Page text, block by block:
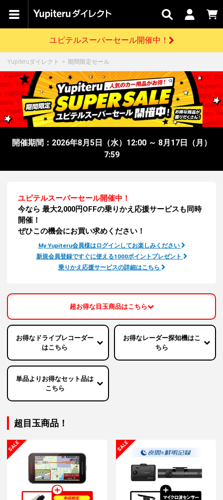
カテゴリで
キャン
ペーン
関連
サービス
お問い
合わせ
はじめての
ドライブレコーダー レーダー探知機 ホームロボット
スペアパーツ
ダイレクト
アイテム一覧 バーチャルストア
人気カテゴリ
アウトレット
駐車監視機能 標準搭載
GPSデータ更新のお申込はこちら
開催中のキャンペーン
セール
【8/17(月) 7:59ま
で】ユピテルスーパ
ーセール開催
詳しくはこちら
お役立ち情報・トピックス
お買い物ガイド
各種ご利用方法はこちら
よくあるご質問
お問い合わせ前のご確認はこちら
お問い合わせ
ドライブレコーダーを比較して探す レーダー探知機
ログインする
Yupiteruダイレクトの商品を
会員価格やポイントを利用してご購入頂けます
新規会員登録をする
ユピテルスーパーセール開催中！
Yupiteruダイレクト 期間限定セール
開催期間：2026年8月5日（水）12:00 ～ 8月17日（月）
7:59
ユピテルスーパーセール開催中！
今なら最大2,000円OFFの乗りかえ応援サービスも同時
開催！
ぜひこの機会にお買い求めください！
My Yupiteru会員様はログインしてお楽しみください
新規会員登録ですぐに使える1000ポイントプレゼント
乗りかえ応援サービスの詳細はこちら
超お得な目玉商品はこちら
お得なドライブレコーダー
はこちら
お得なレーダー探知機はこ
ちら
単品よりお得なセット品は
こちら
超目玉商品！